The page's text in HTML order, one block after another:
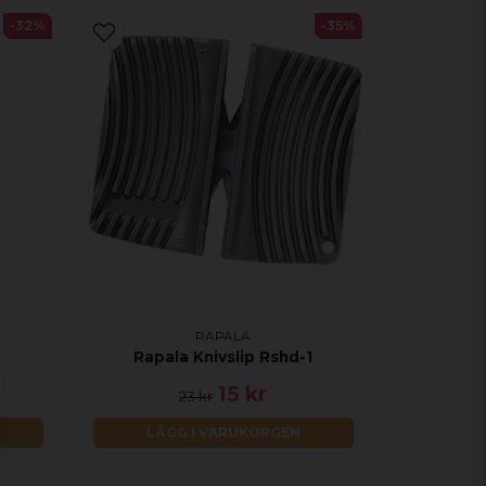
-32%
RAPALA
Rapala Knivslip Rshd-1
23 kr 15 kr
LÄGG I VARUKORGEN
-35%